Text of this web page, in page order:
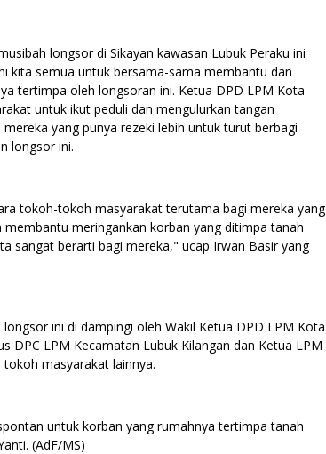
longsor di Sikayan kawasan Lubuk Peraku ini
kita semua untuk bersama-sama membantu dan
tertimpa oleh longsoran ini. Ketua DPD LPM Kota
untuk ikut peduli dan mengulurkan tangan
yang punya rezeki lebih untuk turut berbagi
longsor ini.
tokoh-tokoh masyarakat terutama bagi mereka yang
meringankan korban yang ditimpa tanah
sangat berarti bagi mereka," ucap Irwan Basir yang
ini di dampingi oleh Wakil Ketua DPD LPM Kota
DPC LPM Kecamatan Lubuk Kilangan dan Ketua LPM
masyarakat lainnya.
untuk korban yang rumahnya tertimpa tanah
(AdF/MS)